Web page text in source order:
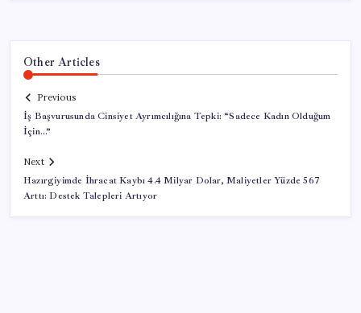
Other Articles
Previous
İş Başvurusunda Cinsiyet Ayrımcılığına Tepki: “Sadece Kadın Olduğum
İçin…”
Next
Hazırgiyimde İhracat Kaybı 4.4 Milyar Dolar, Maliyetler Yüzde 567
Arttı: Destek Talepleri Artıyor